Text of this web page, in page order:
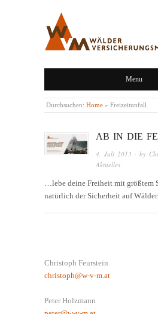
WÄLDER
LINGENAU,
Menu
Durchsuchen: Home » Freizeitunfall
AB IN DIE
4. Juli 2013 · by
Aktuelles
…lebe deine Freiheit mit größtem
natürlich der Sicherheit auf
Christoph Feurstein
christoph@w-v-m.at
Peter Holzmann